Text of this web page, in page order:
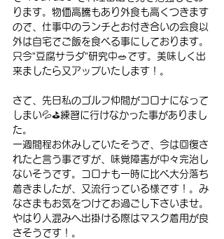
ります。物価高騰もあり外食も高くつきます
ので、仕事中のランチとお付き合いの会食以
外は自宅でご飯を食べる事にしております。
只今”豆腐サラダ”研究中🥗です。美味しく出
来ましたら又アップいたします！。
さて、先日私のゴルフ仲間がコロナになって
しまい💦⛳練習に行けなかった事がありまし
た。
一週間程お休みしていたそうで、今は回復さ
れたと言う事ですが、味覚障害が中々完治し
ないそうです。コロナも一時に比べ大分落ち
着きましたが、又流行っている様です！。み
なさまもお気をつけてお過ごし下さいませ。
やはり人混みへ出掛ける際はマスク着用が良
さそうです！。